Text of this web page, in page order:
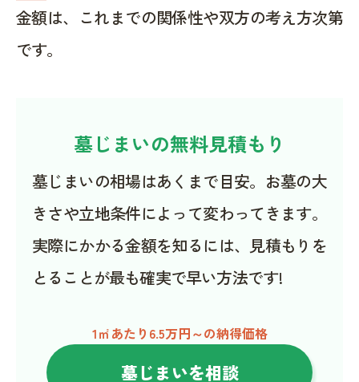
金額は、これまでの関係性や双方の考え方次第
です。
墓じまいの無料見積もり
墓じまいの相場はあくまで目安。お墓の大
きさや立地条件によって変わってきます。
実際にかかる金額を知るには、見積もりを
とることが最も確実で早い方法です!
1㎡あたり6.5万円～の納得価格
墓じまいを相談